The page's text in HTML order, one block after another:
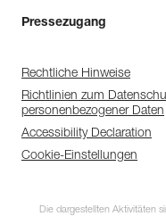
Pressezugang
Rechtliche Hinweise
Richtlinien zum
personenbezogener Daten
Accessibility Declaration
Cookie-Einstellungen
Die dargestellten Aktivitäten